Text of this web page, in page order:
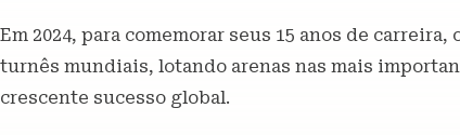
Em 2024, para comemorar seus 15 anos de
turnês mundiais, lotando arenas nas mais
crescente sucesso global.